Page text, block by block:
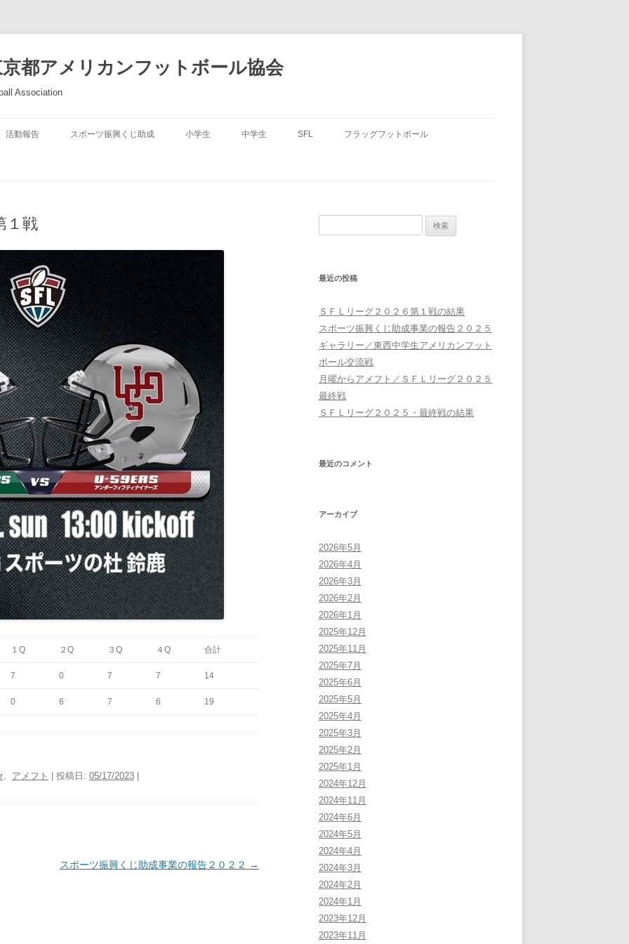
都アメリカンフットボール協会
Association
活動報告 スポーツ振興くじ助成 小学生 中学生 SFL フラッグフットボール
１戦
１Q ２Q ３Q ４Q 合計
7 0 7 7 14
0 6 7 6 19
、 アメフト | 投稿日: 05/17/2023
スポーツ振興くじ助成事業の報告２０２２ →
最近の投稿
ＳＦＬリーグ２０２６第１戦の結果
スポーツ振興くじ助成事業の報告２０２５
ギャラリー／東西中学生アメリカンフット
ボール交流戦
月曜からアメフト／ＳＦＬリーグ２０２５
最終戦
ＳＦＬリーグ２０２５・最終戦の結果
最近のコメント
アーカイブ
2026年5月
2026年4月
2026年3月
2026年2月
2026年1月
2025年12月
2025年11月
2025年7月
2025年6月
2025年5月
2025年4月
2025年3月
2025年2月
2025年1月
2024年12月
2024年11月
2024年6月
2024年5月
2024年4月
2024年3月
2024年2月
2024年1月
2023年12月
2023年11月